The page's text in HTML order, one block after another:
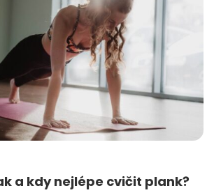
a kdy nejlépe cvičit plank?